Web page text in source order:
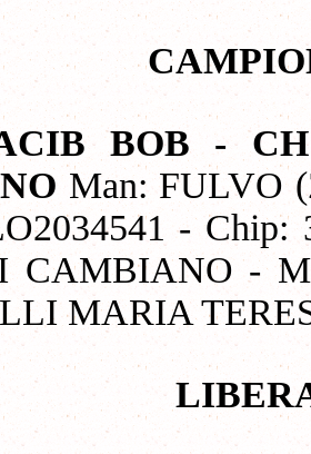
BOB -
Man: FULVO
-
CAMBIANO -
MARIA